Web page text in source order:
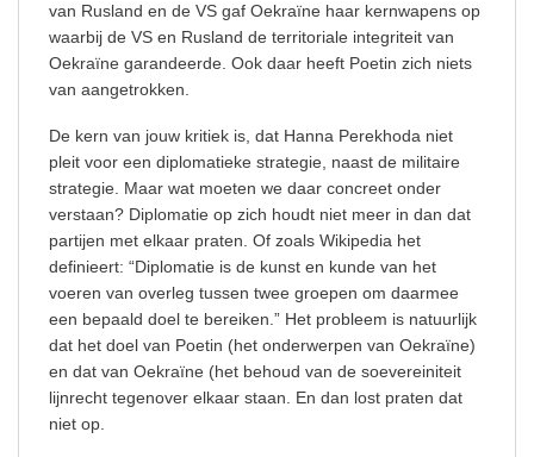
van Rusland en de VS gaf Oekraïne haar kernwapens op
waarbij de VS en Rusland de territoriale integriteit van
Oekraïne garandeerde. Ook daar heeft Poetin zich niets
van aangetrokken.
De kern van jouw kritiek is, dat Hanna Perekhoda niet
pleit voor een diplomatieke strategie, naast de militaire
strategie. Maar wat moeten we daar concreet onder
verstaan? Diplomatie op zich houdt niet meer in dan dat
partijen met elkaar praten. Of zoals Wikipedia het
definieert: “Diplomatie is de kunst en kunde van het
voeren van overleg tussen twee groepen om daarmee
een bepaald doel te bereiken.” Het probleem is natuurlijk
dat het doel van Poetin (het onderwerpen van Oekraïne)
en dat van Oekraïne (het behoud van de soevereiniteit
lijnrecht tegenover elkaar staan. En dan lost praten dat
niet op.